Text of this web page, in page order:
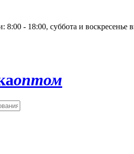
8:00 - 18:00, суббота и воскресенье
оптом